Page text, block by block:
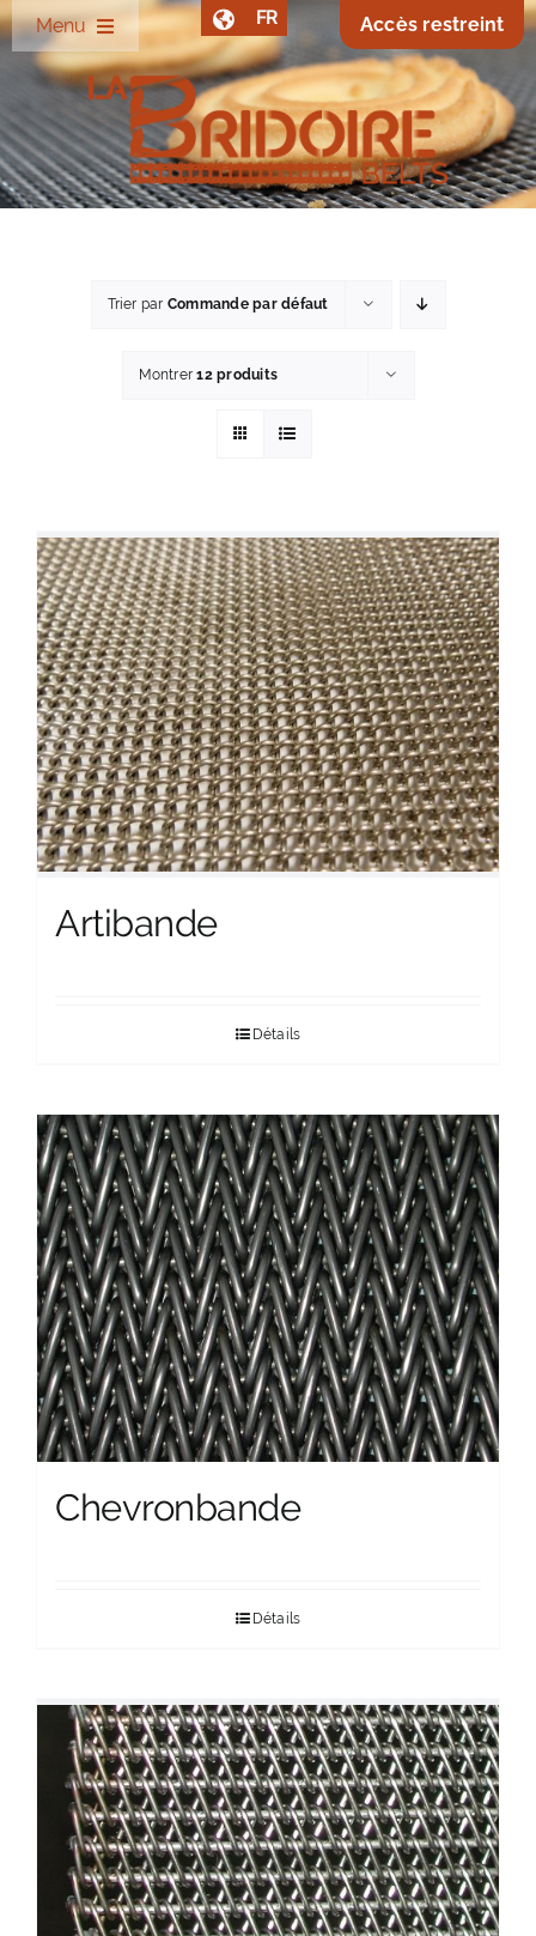
Passer
au
contenu
FR Accès restreint
Menu
Société
Bandes Z
Trier par Commande par défaut
Montrer12 produits
Artibande
Détails
Chevronbande
Détails